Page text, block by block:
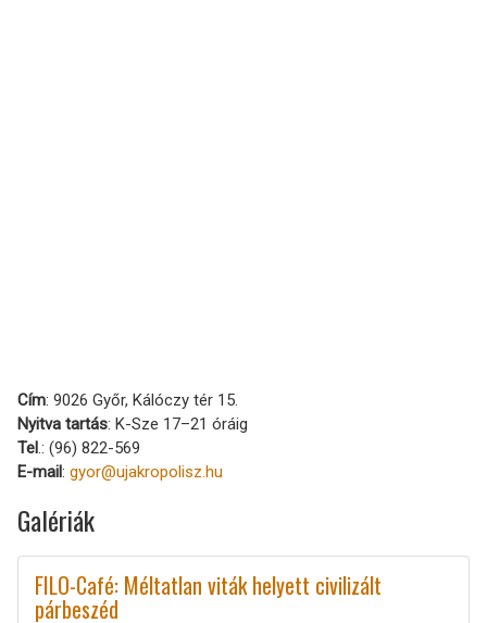
Cím: 9026 Győr, Kálóczy tér 15.
Nyitva tartás: K-Sze 17–21 óráig
Tel.: (96) 822-569
E-mail: gyor@ujakropolisz.hu
Galériák
FILO-Café: Méltatlan viták helyett civilizált
párbeszéd